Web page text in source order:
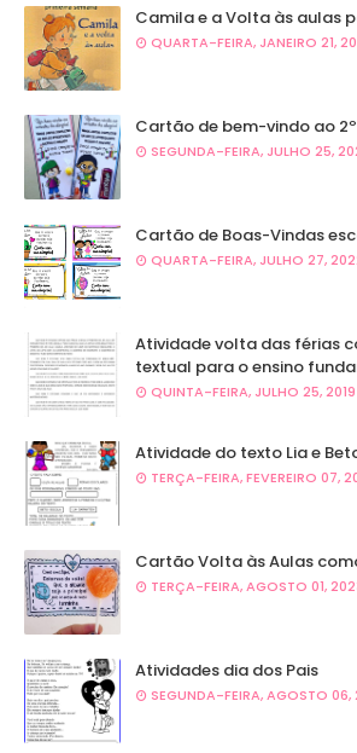
Camila e a Volta às aulas
QUARTA-FEIRA, JANEIRO 21,
Cartão de bem-vindo ao
SEGUNDA-FEIRA, JULHO 25,
Cartão de Boas-Vindas
QUARTA-FEIRA, JULHO 27,
Atividade volta das férias
textual para o ensino
QUINTA-FEIRA, JULHO 25, 2019
Atividade do texto Lia e
TERÇA-FEIRA, FEVEREIRO 07,
Cartão Volta às Aulas
TERÇA-FEIRA, AGOSTO 01,
Atividades dia dos Pais
SEGUNDA-FEIRA, AGOSTO 06,